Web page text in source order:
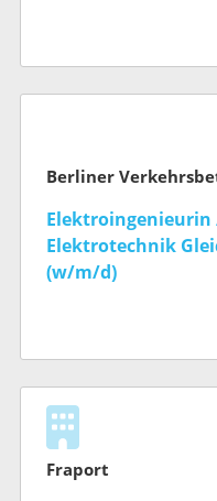
Berliner
Elektrotechnik
(w/m/d)
Fraport